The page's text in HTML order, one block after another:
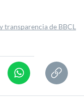
transparencia de BBCL